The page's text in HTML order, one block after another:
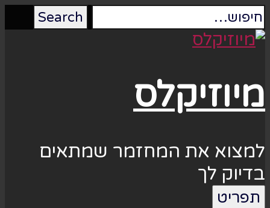
מיוזיקלס
למצוא את המחזמר שמתאים
בדיוק לך
תפריט